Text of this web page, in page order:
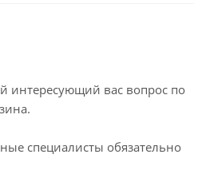
интересующий вас вопрос по
специалисты обязательно